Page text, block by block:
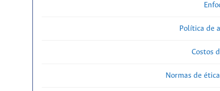
Política de
Costos
Normas de